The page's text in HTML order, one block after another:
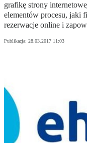
grafikę strony
elementów procesu, jaki
rezerwacje online i
Publikacja: 28.03.2017 11:03